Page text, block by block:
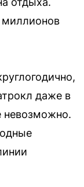
миллионов
даже в
невозможно.